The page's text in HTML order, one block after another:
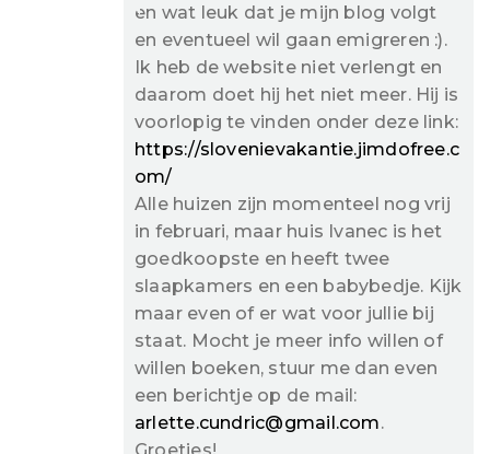
en wat leuk dat je mijn blog volgt
en eventueel wil gaan emigreren :).
Ik heb de website niet verlengt en
daarom doet hij het niet meer. Hij is
voorlopig te vinden onder deze link:
https://slovenievakantie.jimdofree.c
om/
Alle huizen zijn momenteel nog vrij
in februari, maar huis Ivanec is het
goedkoopste en heeft twee
slaapkamers en een babybedje. Kijk
maar even of er wat voor jullie bij
staat. Mocht je meer info willen of
willen boeken, stuur me dan even
een berichtje op de mail:
arlette.cundric@gmail.com.
Groetjes!